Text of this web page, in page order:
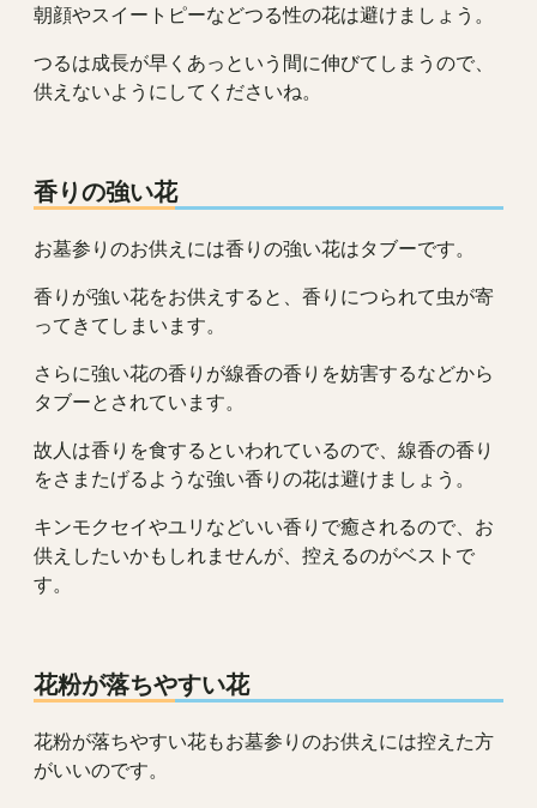
朝顔やスイートピーなどつる性の花は避けましょう。
つるは成長が早くあっという間に伸びてしまうので、
供えないようにしてくださいね。
香りの強い花
お墓参りのお供えには香りの強い花はタブーです。
香りが強い花をお供えすると、香りにつられて虫が寄
ってきてしまいます。
さらに強い花の香りが線香の香りを妨害するなどから
タブーとされています。
故人は香りを食するといわれているので、線香の香り
をさまたげるような強い香りの花は避けましょう。
キンモクセイやユリなどいい香りで癒されるので、お
供えしたいかもしれませんが、控えるのがベストで
す。
花粉が落ちやすい花
花粉が落ちやすい花もお墓参りのお供えには控えた方
がいいのです。